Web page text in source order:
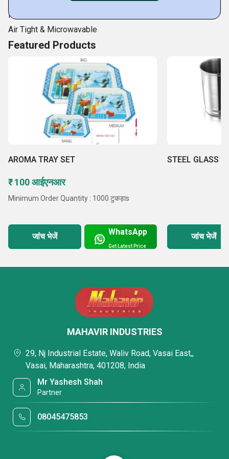
हम निम्नलिखित सेगमेंट के लिए पैकेजिंग की आवश्यकता को पूरा करते हैं
FMCG
फार्मास्यूटिकल्स
पर्सनल हेल्थ-केयर
पोषाहार क्षेत्र
Kitchen Storage Containers
Air Tight & Microwavable
Featured Products
AROMA TRAY SET
₹ 100 आईएनआर
Minimum Order Quantity : 1000 टुकड़ाs
जांच भेजें WhatsApp
Get Latest Price
STEEL GLASS
जांच भेजें
MAHAVIR INDUSTRIES
29, Nj Industrial Estate, Waliv Road, Vasai East,,
Vasai, Maharashtra, 401208, India
Mr Yashesh Shah
Partner
08045475853